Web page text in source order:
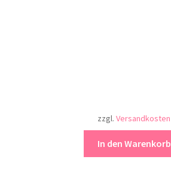
zzgl. Versandkosten
In den Warenkorb